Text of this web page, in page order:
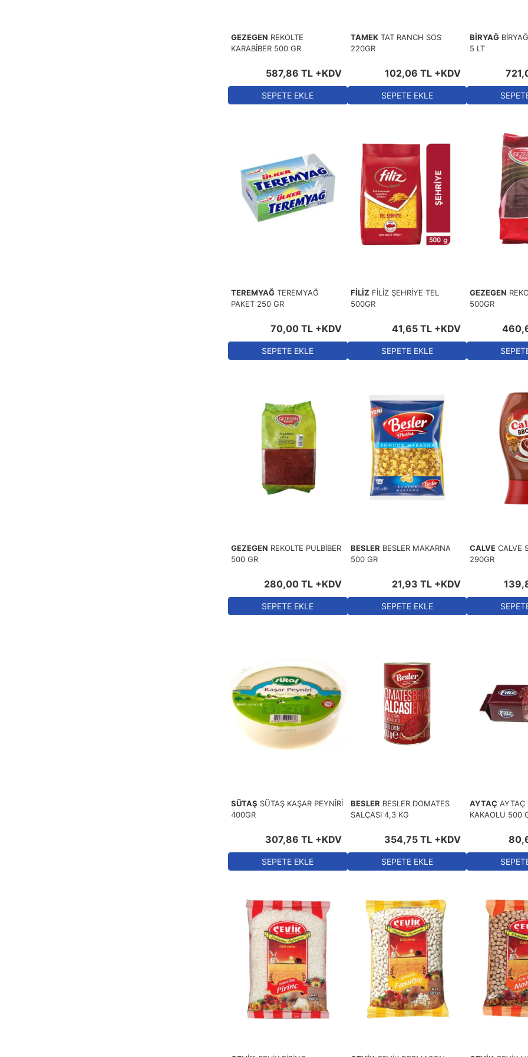
GEZEGEN REKOLTE
KARABİBER 500 GR
587,86 TL+KDV
SEPETE EKLE
TAMEK TAT RANCH SOS
220GR
102,06 TL +KDV
SEPETE EKLE
BİRYAĞ
5 LT
721,
TEREMYAĞ TEREMYAĞ
PAKET 250 GR
70,00 TL+KDV
SEPETE EKLE
FİLİZ FİLİZ ŞEHRİYE TEL
500GR
41,65 TL +KDV
SEPETE EKLE
GEZEGEN
500GR
460,
GEZEGEN REKOLTE PULBİBER
500 GR
280,00 TL+KDV
SEPETE EKLE
BESLER BESLER MAKARNA
500 GR
21,93 TL +KDV
SEPETE EKLE
CALVE CALVE
290GR
139,
SÜTAŞ SÜTAŞ KAŞAR PEYNİRİ
400GR
307,86 TL+KDV
SEPETE EKLE
BESLER BESLER DOMATES
SALÇASI 4,3 KG
354,75 TL +KDV
SEPETE EKLE
AYTAÇ AYTAÇ
KAKAOLU 500
80,